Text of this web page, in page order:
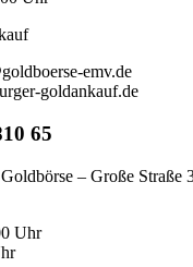
emv.de
goldankauf.de
65
– Große Straße
Uhr